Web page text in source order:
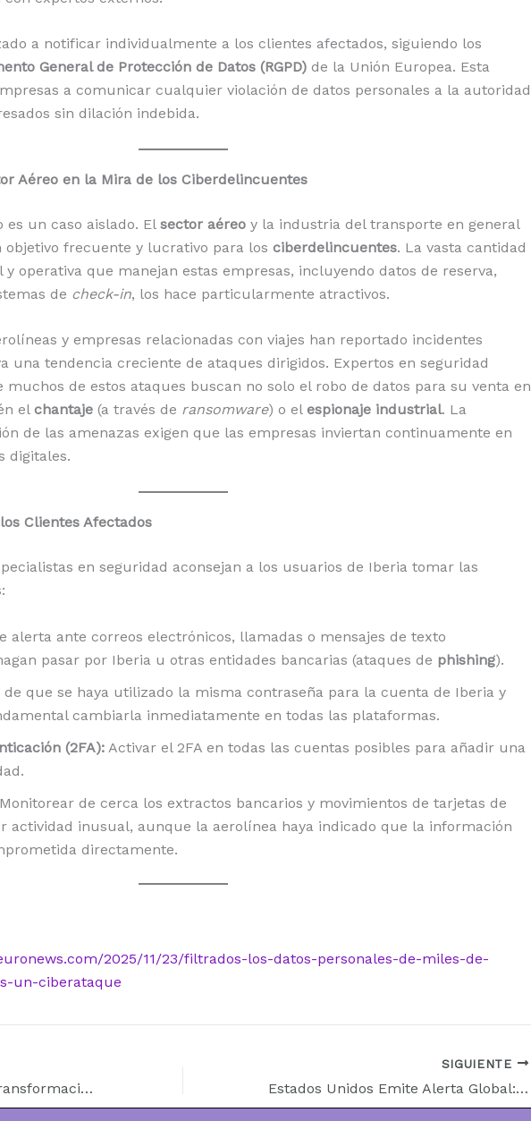
a notificar individualmente a los clientes afectados, siguiendo los
General de Protección de Datos (RGPD) de la Unión Europea. Esta
a comunicar cualquier violación de datos personales a la autoridad
sin dilación indebida.
Aéreo en la Mira de los Ciberdelincuentes
es un caso aislado. El sector aéreo y la industria del transporte en general
objetivo frecuente y lucrativo para los ciberdelincuentes. La vasta cantidad
operativa que manejan estas empresas, incluyendo datos de reserva,
de check-in, los hace particularmente atractivos.
y empresas relacionadas con viajes han reportado incidentes
una tendencia creciente de ataques dirigidos. Expertos en seguridad
de estos ataques buscan no solo el robo de datos para su venta en
el chantaje (a través de ransomware) o el espionaje industrial. La
de las amenazas exigen que las empresas inviertan continuamente en
digitales.
Clientes Afectados
en seguridad aconsejan a los usuarios de Iberia tomar las
alerta ante correos electrónicos, llamadas o mensajes de texto
pasar por Iberia u otras entidades bancarias (ataques de phishing).
de que se haya utilizado la misma contraseña para la cuenta de Iberia y
cambiarla inmediatamente en todas las plataformas.
(2FA): Activar el 2FA en todas las cuentas posibles para añadir una
Monitorear de cerca los extractos bancarios y movimientos de tarjetas de
actividad inusual, aunque la aerolínea haya indicado que la información
directamente.
2025/11/23/filtrados-los-datos-personales-de-miles-de-
un-ciberataque
La Adolescencia, una Transformación Mutua: Cuando los Hijos Crecen, los Padres se Reiventan
SIGUIENTE
Estados Unidos Emite Alerta Global: El Dilema de la Seguridad y la Tecnología 5G en América Latina